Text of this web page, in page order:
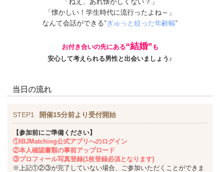
「懐かしい！学生時代に流行ったよね～」
なんて会話ができる”ぎゅっと絞った年齢幅”
お付き合いの先にある“結婚” も
安心して考えられる男性と出会いましょう♪
当日の流れ
STEP1 開催15分前より受付開始
【参加前にご準備ください】
①IBJMatching公式アプリへのログイン
②本人確認書類の事前アップロード
③プロフィール写真登録(1枚登録必須となります)
※上記①②③が完了していない場合、ご参加いただくことができま